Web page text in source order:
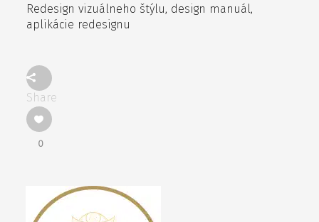
Redesign vizuálneho štýlu, design manuál,
aplikácie redesignu
Share
0